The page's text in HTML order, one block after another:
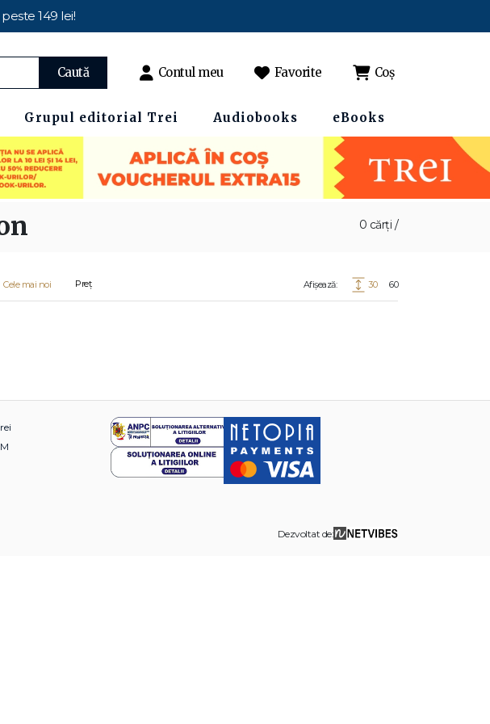
149 lei!
Caută Contul meu Favorite Coș
Grupul editorial Trei Audiobooks eBooks
0 cărți /
Cele mai noi Preț Afișează: 30 60
Dezvoltat de: